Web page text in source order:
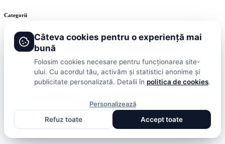
Categorii
StiriShowbizPublicitateLifestyleHealth & BeautyCasa si Gradina
PublicitatePolitica De ConfidentialitateHomeTermeni și
Câteva cookies pentru o experiență mai
bună
Folosim cookies necesare pentru funcționarea site-
ului. Cu acordul tău, activăm și statistici anonime și
publicitate personalizată. Detalii în politica de cookies.
Personalizează
Refuz toate
Accept toate